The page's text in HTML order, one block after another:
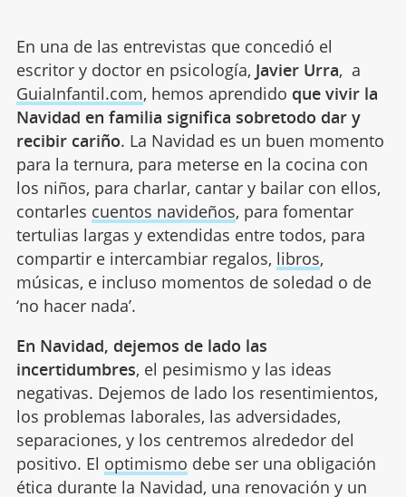
En una de las entrevistas que concedió el
escritor y doctor en psicología, Javier Urra, a
GuiaInfantil.com, hemos aprendido que vivir la
Navidad en familia significa sobretodo dar y
recibir cariño. La Navidad es un buen momento
para la ternura, para meterse en la cocina con
los niños, para charlar, cantar y bailar con ellos,
contarles cuentos navideños, para fomentar
tertulias largas y extendidas entre todos, para
compartir e intercambiar regalos, libros,
músicas, e incluso momentos de soledad o de
‘no hacer nada’.
En Navidad, dejemos de lado las
incertidumbres, el pesimismo y las ideas
negativas. Dejemos de lado los resentimientos,
los problemas laborales, las adversidades,
separaciones, y los centremos alrededor del
positivo. El optimismo debe ser una obligación
ética durante la Navidad, una renovación y un